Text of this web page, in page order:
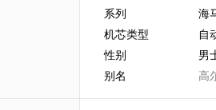
系列
海
机芯类型
自
性别
男
别名
高